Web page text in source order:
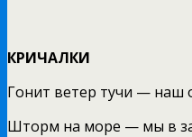
КРИЧАЛКИ
Гонит ветер тучи — наш
Шторм на море — мы в